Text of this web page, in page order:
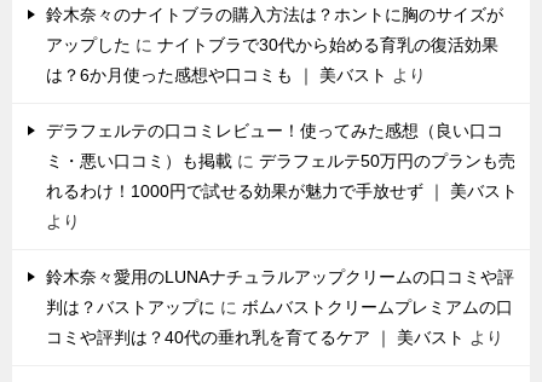
鈴木奈々のナイトブラの購入方法は？ホントに胸のサイズが
アップした に ナイトブラで30代から始める育乳の復活効果
は？6か月使った感想や口コミも ｜ 美バスト より
デラフェルテの口コミレビュー！使ってみた感想（良い口コ
ミ・悪い口コミ）も掲載 に デラフェルテ50万円のプランも売
れるわけ！1000円で試せる効果が魅力で手放せず ｜ 美バスト
より
鈴木奈々愛用のLUNAナチュラルアップクリームの口コミや評
判は？バストアップに に ボムバストクリームプレミアムの口
コミや評判は？40代の垂れ乳を育てるケア ｜ 美バスト より